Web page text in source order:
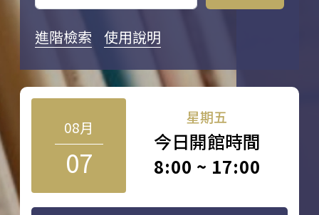
進階檢索 使用說明
08月
07
星期五
今日開館時間
8:00 ~ 17:00